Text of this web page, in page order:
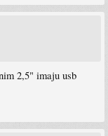
2,5" imaju usb